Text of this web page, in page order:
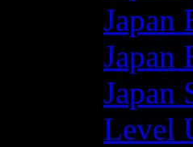
Japan
Japan
Japan
Level